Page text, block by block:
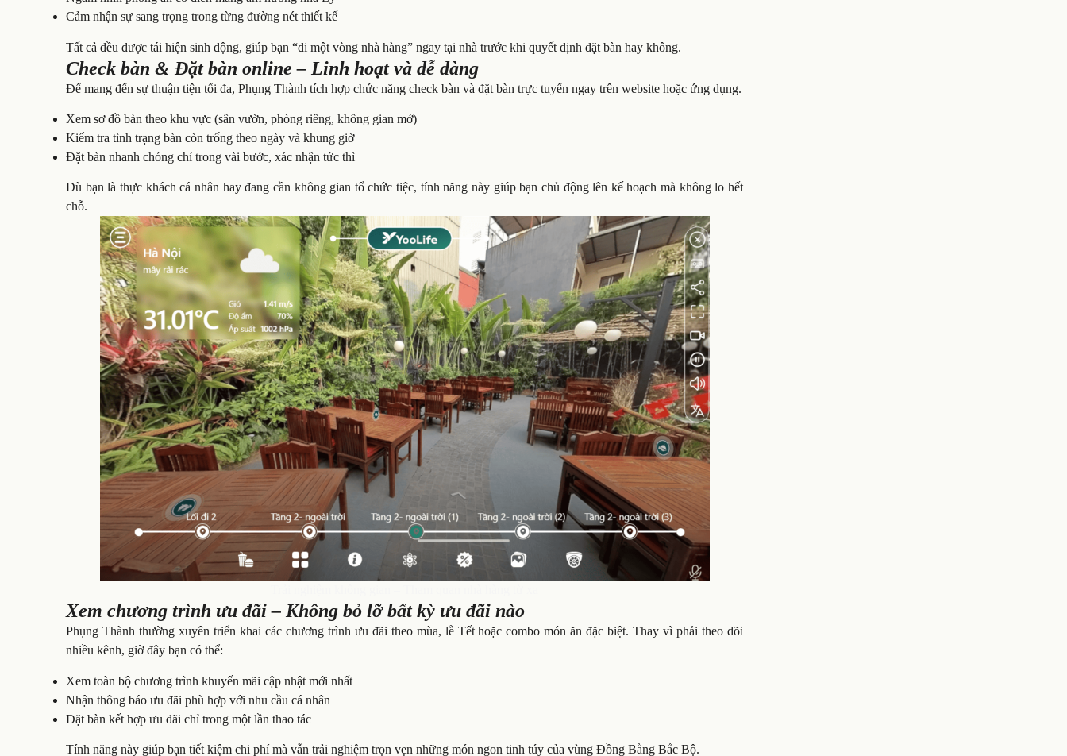
Cảm nhận sự sang trọng trong từng đường nét thiết kế
Tất cả đều được tái hiện sinh động, giúp bạn “đi một vòng nhà hàng” ngay tại nhà trước khi quyết định đặt bàn hay không.
Check bàn & Đặt bàn online – Linh hoạt và dễ dàng
Để mang đến sự thuận tiện tối đa, Phụng Thành tích hợp chức năng check bàn và đặt bàn trực tuyến ngay trên website hoặc ứng dụng.
Xem sơ đồ bàn theo khu vực (sân vườn, phòng riêng, không gian mở)
Kiểm tra tình trạng bàn còn trống theo ngày và khung giờ
Đặt bàn nhanh chóng chỉ trong vài bước, xác nhận tức thì
Dù bạn là thực khách cá nhân hay đang cần không gian tổ chức tiệc, tính năng này giúp bạn chủ động lên kế hoạch mà không lo hết
chỗ.
Xem chương trình ưu đãi – Không bỏ lỡ bất kỳ ưu đãi nào
Phụng Thành thường xuyên triển khai các chương trình ưu đãi theo mùa, lễ Tết hoặc combo món ăn đặc biệt. Thay vì phải theo dõi
nhiều kênh, giờ đây bạn có thể:
Xem toàn bộ chương trình khuyến mãi cập nhật mới nhất
Nhận thông báo ưu đãi phù hợp với nhu cầu cá nhân
Đặt bàn kết hợp ưu đãi chỉ trong một lần thao tác
Tính năng này giúp bạn tiết kiệm chi phí mà vẫn trải nghiệm trọn vẹn những món ngon tinh túy của vùng Đồng Bằng Bắc Bộ.